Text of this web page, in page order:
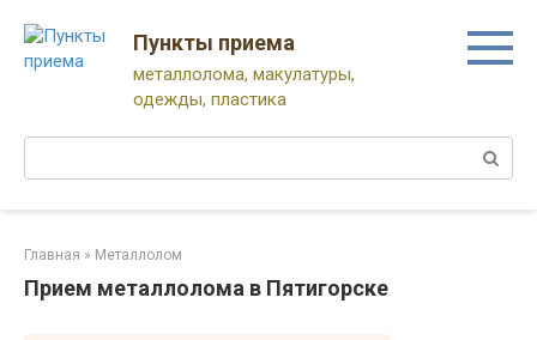
контенту
Пункты приема
металлолома, макулатуры,
одежды, пластика
Поиск:
Главная » Металлолом
Прием металлолома в Пятигорске